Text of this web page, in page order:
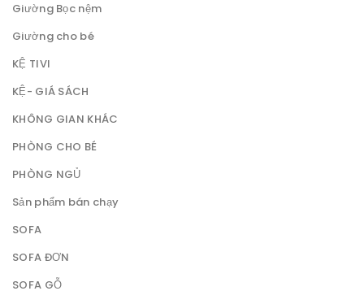
Giường Bọc nệm
Giường cho bé
KỆ TIVI
KỆ- GIÁ SÁCH
KHÔNG GIAN KHÁC
PHÒNG CHO BÉ
PHÒNG NGỦ
Sản phẩm bán chạy
SOFA
SOFA ĐƠN
SOFA GỖ